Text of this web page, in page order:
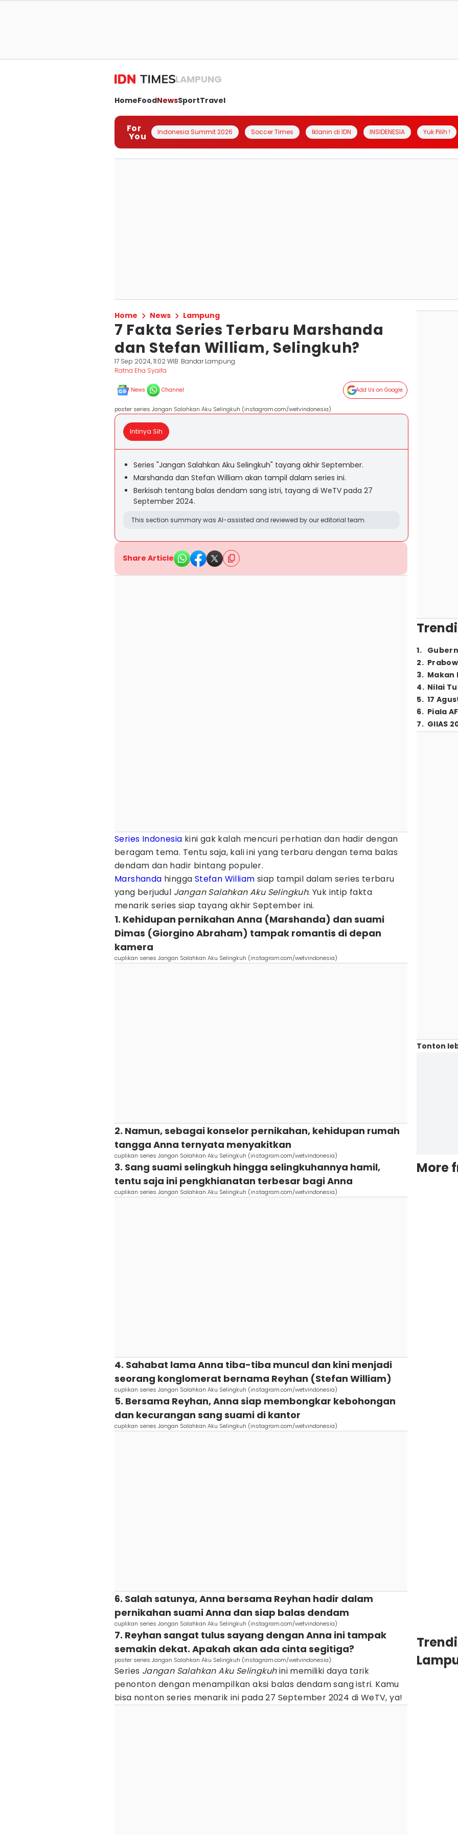
LAMPUNG
HomeFoodNewsSportTravel
For
You Indonesia Summit 2026 Soccer Times Iklanin di IDN INSIDENESIA Yuk Pilih !
Home News Lampung
7 Fakta Series Terbaru Marshanda
dan Stefan William, Selingkuh?
17 Sep 2024, 11:02 WIB Bandar Lampung
Ratna Eha Syaifa
News Channel Add Us on Google
poster series Jangan Salahkan Aku Selingkuh (instagram.com/wetvindonesia)
Intinya Sih
Series "Jangan Salahkan Aku Selingkuh" tayang akhir September.
Marshanda dan Stefan William akan tampil dalam series ini.
Berkisah tentang balas dendam sang istri, tayang di WeTV pada 27
September 2024.
This section summary was AI-assisted and reviewed by our editorial team.
Share Article
Series Indonesia kini gak kalah mencuri perhatian dan hadir dengan
beragam tema. Tentu saja, kali ini yang terbaru dengan tema balas
dendam dan hadir bintang populer.
Marshanda hingga Stefan William siap tampil dalam series terbaru
yang berjudul Jangan Salahkan Aku Selingkuh. Yuk intip fakta
menarik series siap tayang akhir September ini.
1. Kehidupan pernikahan Anna (Marshanda) dan suami
Dimas (Giorgino Abraham) tampak romantis di depan
kamera
cuplikan series Jangan Salahkan Aku Selingkuh (instagram.com/wetvindonesia)
2. Namun, sebagai konselor pernikahan, kehidupan rumah
tangga Anna ternyata menyakitkan
cuplikan series Jangan Salahkan Aku Selingkuh (instagram.com/wetvindonesia)
3. Sang suami selingkuh hingga selingkuhannya hamil,
tentu saja ini pengkhianatan terbesar bagi Anna
cuplikan series Jangan Salahkan Aku Selingkuh (instagram.com/wetvindonesia)
4. Sahabat lama Anna tiba-tiba muncul dan kini menjadi
seorang konglomerat bernama Reyhan (Stefan William)
cuplikan series Jangan Salahkan Aku Selingkuh (instagram.com/wetvindonesia)
5. Bersama Reyhan, Anna siap membongkar kebohongan
dan kecurangan sang suami di kantor
cuplikan series Jangan Salahkan Aku Selingkuh (instagram.com/wetvindonesia)
6. Salah satunya, Anna bersama Reyhan hadir dalam
pernikahan suami Anna dan siap balas dendam
cuplikan series Jangan Salahkan Aku Selingkuh (instagram.com/wetvindonesia)
7. Reyhan sangat tulus sayang dengan Anna ini tampak
semakin dekat. Apakah akan ada cinta segitiga?
poster series Jangan Salahkan Aku Selingkuh (instagram.com/wetvindonesia)
Series Jangan Salahkan Aku Selingkuhini memiliki daya tarik
penonton dengan menampilkan aksi balas dendam sang istri. Kamu
bisa nonton series menarik ini pada 27 September 2024 di WeTV, ya!
1.
2.
3. Makan
4. Nilai
5. 17
6. Piala
7. GIIAS
Tonton
More